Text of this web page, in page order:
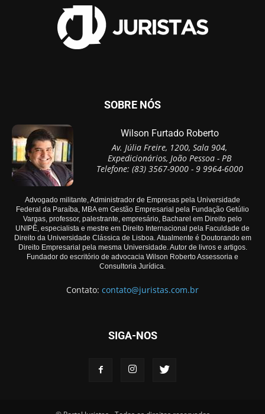
SOBRE NÓS
Wilson Furtado Roberto
Av. Júlia Freire, 1200, Sala 904,
Expedicionários, João Pessoa - PB
Telefone: (83) 3567-9000 - 9 9964-6000
Advogado militante, Administrador de Empresas pela Universidade
Federal da Paraíba, MBA em Gestão Empresarial pela Fundação Getúlio
Vargas, professor, palestrante, empresário, Bacharel em Direito pelo
UNIPÊ, especialista e mestre em Direito Internacional pela Faculdade de
Direito da Universidade Clássica de Lisboa. Atualmente é Doutorando em
Direito Empresarial pela mesma Universidade. Autor de livros e artigos.
Fundador do escritório de advocacia Wilson Roberto Assessoria e
Consultoria Jurídica.
Contato: contato@juristas.com.br
SIGA-NOS